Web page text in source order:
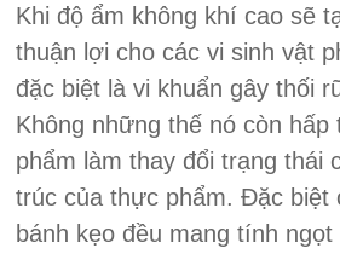
Khi độ ẩm không khí cao sẽ
thuận lợi cho các vi sinh vật
đặc biệt là vi khuẩn gây thối
Không những thế nó còn hấp
phẩm làm thay đổi trạng thái
trúc của thực phẩm. Đặc biệt
bánh kẹo đều mang tính